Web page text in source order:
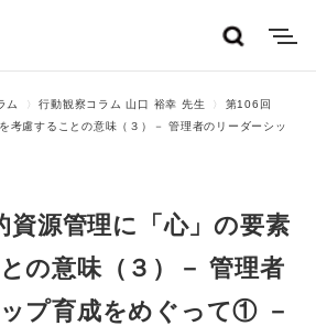
ム 行動観察コラム 山口 裕幸 先生
第106回
考慮することの意味（３）－ 管理者のリーダーシッ
源管理に「心」の要素
の意味（３）－ 管理者
プ育成をめぐって① －